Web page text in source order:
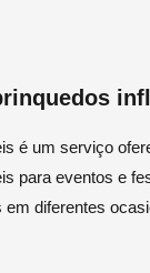
é um serviço
para eventos e
em diferentes